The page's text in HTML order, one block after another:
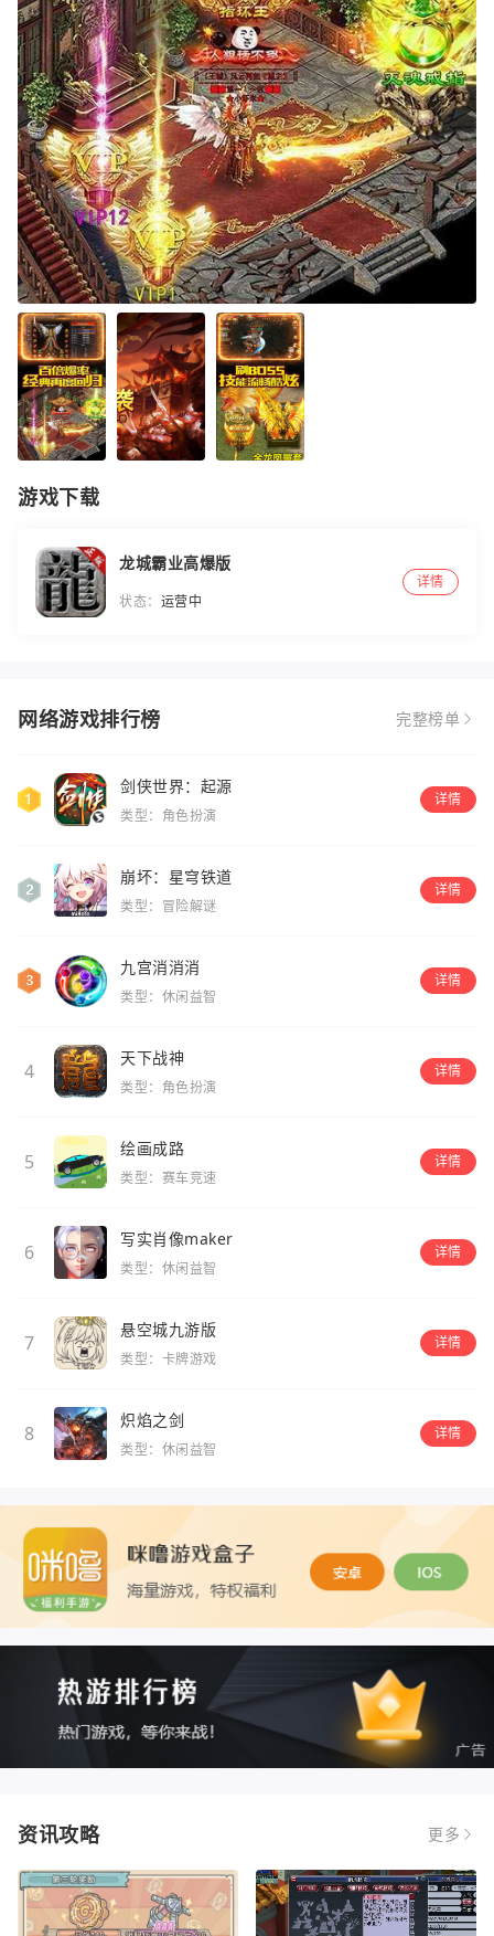
游戏下载
龙城霸业高爆版
状态： 运营中
详情
网络游戏排行榜 完整榜单
剑侠世界：起源
类型：角色扮演
详情
崩坏：星穹铁道
类型：冒险解谜
详情
九宫消消消
类型：休闲益智
详情
4
天下战神
类型：角色扮演
详情
5
绘画成路
类型：赛车竞速
详情
6
写实肖像maker
类型：休闲益智
详情
7
悬空城九游版
类型：卡牌游戏
详情
8
炽焰之剑
类型：休闲益智
详情
资讯攻略 更多